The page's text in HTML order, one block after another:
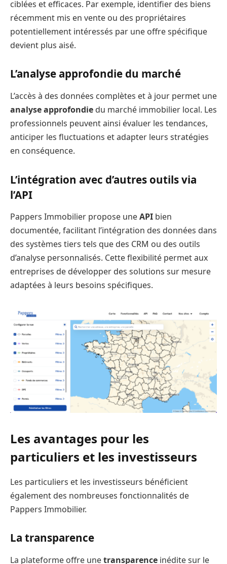
ciblées et efficaces. Par exemple, identifier des biens
récemment mis en vente ou des propriétaires
potentiellement intéressés par une offre spécifique
devient plus aisé.
L’analyse approfondie du marché
L’accès à des données complètes et à jour permet une
analyse approfondie du marché immobilier local. Les
professionnels peuvent ainsi évaluer les tendances,
anticiper les fluctuations et adapter leurs stratégies
en conséquence.
L’intégration avec d’autres outils via
l’API
Pappers Immobilier propose uneAPI bien
documentée, facilitant l’intégration des données dans
des systèmes tiers tels que des CRM ou des outils
d’analyse personnalisés. Cette flexibilité permet aux
entreprises de développer des solutions sur mesure
adaptées à leurs besoins spécifiques.
Les avantages pour les
particuliers et les investisseurs
Les particuliers et les investisseurs bénéficient
également des nombreuses fonctionnalités de
Pappers Immobilier.
La transparence
La plateforme offre unetransparence inédite sur le